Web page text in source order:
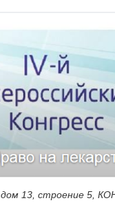
дом 13, строение 5,